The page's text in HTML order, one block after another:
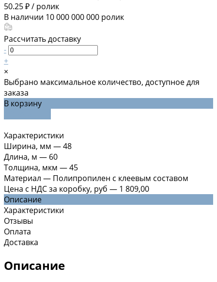
50.25 ₽/ ролик
В наличии 10 000 000 000 ролик
Рассчитать доставку
-
+
×
Выбрано максимальное количество, доступное для
заказа
В корзину
Характеристики
Ширина, мм —48
Длина, м — 60
Толщина, мкм —45
Материал — Полипропилен с клеевым составом
Цена с НДС за коробку, руб — 1 809,00
Описание
Характеристики
Отзывы
Оплата
Доставка
Описание